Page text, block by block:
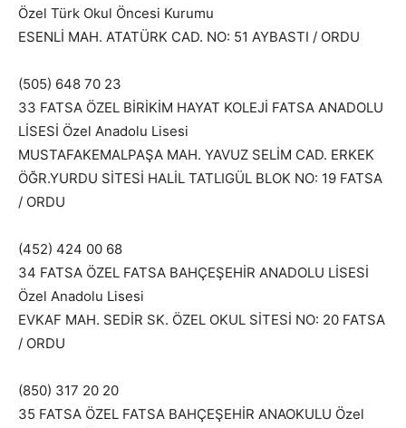
Özel Türk Okul Öncesi Kurumu
ESENLİ MAH. ATATÜRK CAD. NO: 51 AYBASTI / ORDU
(505) 648 70 23
33 FATSA ÖZEL BİRİKİM HAYAT KOLEJİ FATSA ANADOLU
LİSESİ Özel Anadolu Lisesi
MUSTAFAKEMALPAŞA MAH. YAVUZ SELİM CAD. ERKEK
ÖĞR.YURDU SİTESİ HALİL TATLIGÜL BLOK NO: 19 FATSA
/ ORDU
(452) 424 00 68
34 FATSA ÖZEL FATSA BAHÇEŞEHİR ANADOLU LİSESİ
Özel Anadolu Lisesi
EVKAF MAH. SEDİR SK. ÖZEL OKUL SİTESİ NO: 20 FATSA
/ ORDU
(850) 317 20 20
35 FATSA ÖZEL FATSA BAHÇEŞEHİR ANAOKULU Özel